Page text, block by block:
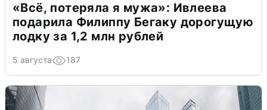
«Всё, потеряла я мужа»: Ивлеева
подарила Филиппу Бегаку дорогущую
лодку за 1,2 млн рублей
5 августа 187